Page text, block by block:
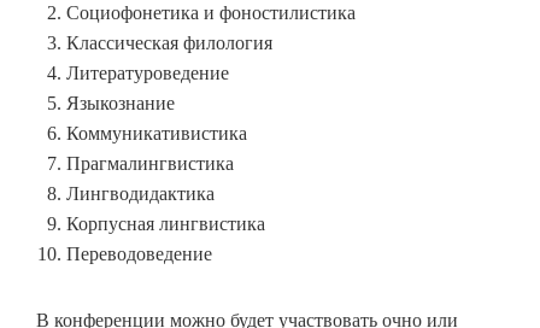
Социофонетика и фоностилистика
Классическая филология
Литературоведение
Языкознание
Коммуникативистика
Прагмалингвистика
Лингводидактика
Корпусная лингвистика
Переводоведение
В конференции можно будет участвовать очно или